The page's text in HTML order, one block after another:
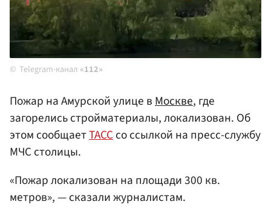
Telegram-канал «112»
Пожар на Амурской улице вМоскве, где
загорелись стройматериалы, локализован. Об
этом сообщаетТАССсо ссылкой на пресс-службу
МЧС столицы.
«Пожар локализован на площади 300 кв.
метров», — сказали журналистам.